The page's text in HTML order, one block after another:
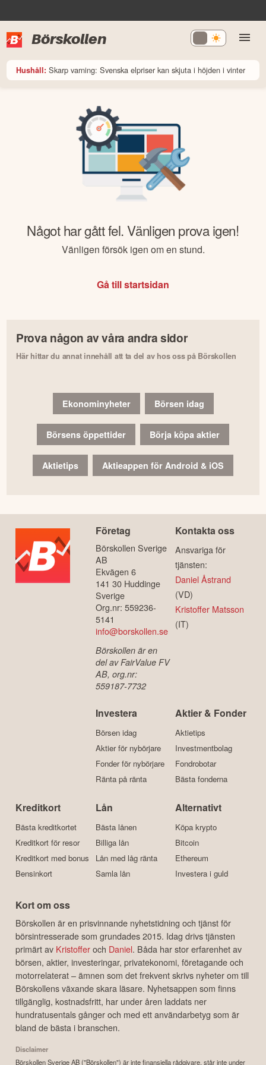
Börskollen
Hushåll: Skarp varning: Svenska elpriser kan skjuta i höjden i vinter
Något har gått fel. Vänligen prova igen!
Vänligen försök igen om en stund.
Gå till startsidan
Prova någon av våra andra sidor
Här hittar du annat innehåll att ta del av hos oss på Börskollen
Ekonominyheter Börsen idag
Börsens öppettider Börja köpa aktier
Aktietips Aktieappen för Android & iOS
Företag
Börskollen Sverige
AB
Ekvägen 6
141 30 Huddinge
Sverige
Org.nr: 559236-
5141
info@borskollen.se
Börskollen är en
del av FairValue FV
AB, org.nr:
559187-7732
Kontakta oss
Ansvariga för
tjänsten:
Daniel Åstrand
(VD)
Kristoffer Matsson
(IT)
Investera
Börsen idag
Aktier för nybörjare
Fonder för nybörjare
Ränta på ränta
Aktier & Fonder
Aktietips
Investmentbolag
Fondrobotar
Bästa fonderna
Kreditkort
Bästa kreditkortet
Kreditkort för resor
Kreditkort med bonus
Bensinkort
Lån
Bästa lånen
Billiga lån
Lån med låg ränta
Samla lån
Alternativt
Köpa krypto
Bitcoin
Ethereum
Investera i guld
Kort om oss
Börskollen är en prisvinnande nyhetstidning och tjänst för
börsintresserade som grundades 2015. Idag drivs tjänsten
primärt av Kristofferoch Daniel. Båda har stor erfarenhet av
börsen, aktier, investeringar, privatekonomi, företagande och
motorrelaterat – ämnen som det frekvent skrivs nyheter om till
Börskollens växande skara läsare. Nyhetsappen som finns
tillgänglig, kostnadsfritt, har under åren laddats ner
hundratusentals gånger och med ett användarbetyg som är
bland de bästa i branschen.
Disclaimer
Börskollen Sverige AB ("Börskollen") är inte finansiella rådgivare, står inte under